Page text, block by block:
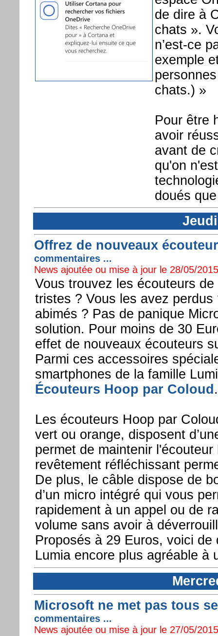
de dire à
chats ».
n’est-ce
exemple
chats.) »
Pour être
avoir
avant de
qu'on
doués
Offrez de nouveaux
commentaires ...
News ajoutée ou mise à jour le 28/05/
Vous trouvez les écouteurs
tristes ? Vous les avez perdus
abimés ? Pas de panique
solution. Pour moins de 30
effet de nouveaux écouteurs
Parmi ces accessoires
smartphones de la famille
Écouteurs Hoop par Coloud .
Les écouteurs Hoop par
vert ou orange, disposent
permet de maintenir
revêtement réfléchissant
De plus, le câble dispose de
d’un micro intégré qui vous
rapidement à un appel ou de
volume sans avoir à
Proposés à 29 Euros, voici de
Lumia encore plus agréable à
Microsoft ne met pas tous
commentaires ...
News ajoutée ou mise à jour le 27/05/